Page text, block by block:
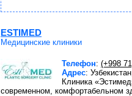
ESTIMED
Медицинские клиники
Телефон: (+998
Адрес:
Клиника
современном, комфортабельном